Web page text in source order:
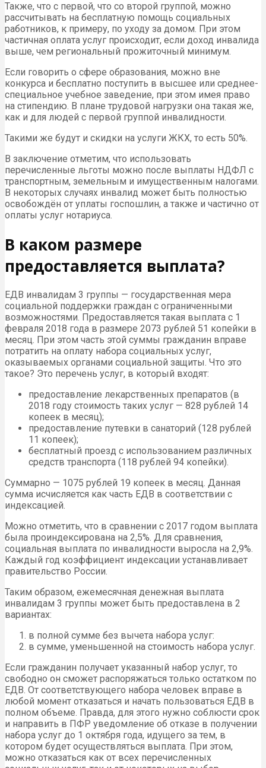
Также, что с первой, что со второй группой, можно
рассчитывать на бесплатную помощь социальных
работников, к примеру, по уходу за домом. При этом
частичная оплата услуг происходит, если доход инвалида
выше, чем региональный прожиточный минимум.
Если говорить о сфере образования, можно вне
конкурса и бесплатно поступить в высшее или среднее-
специальное учебное заведение, при этом имея право
на стипендию. В плане трудовой нагрузки она такая же,
как и для людей с первой группой инвалидности.
Такими же будут и скидки на услуги ЖКХ, то есть 50%.
В заключение отметим, что использовать
перечисленные льготы можно после выплаты НДФЛ с
транспортным, земельным и имущественным налогами.
В некоторых случаях инвалид может быть полностью
освобождён от уплаты госпошлин, а также и частично от
оплаты услуг нотариуса.
В каком размере
предоставляется выплата?
ЕДВ инвалидам 3 группы — государственная мера
социальной поддержки граждан с ограниченными
возможностями. Предоставляется такая выплата с 1
февраля 2018 года в размере 2073 рублей 51 копейки в
месяц. При этом часть этой суммы гражданин вправе
потратить на оплату набора социальных услуг,
оказываемых органами социальной защиты. Что это
такое? Это перечень услуг, в который входят:
предоставление лекарственных препаратов (в
2018 году стоимость таких услуг — 828 рублей 14
копеек в месяц);
предоставление путевки в санаторий (128 рублей
11 копеек);
бесплатный проезд с использованием различных
средств транспорта (118 рублей 94 копейки).
Суммарно — 1075 рублей 19 копеек в месяц. Данная
сумма исчисляется как часть ЕДВ в соответствии с
индексацией.
Можно отметить, что в сравнении с 2017 годом выплата
была проиндексирована на 2,5%. Для сравнения,
социальная выплата по инвалидности выросла на 2,9%.
Каждый год коэффициент индексации устанавливает
правительство России.
Таким образом, ежемесячная денежная выплата
инвалидам 3 группы может быть предоставлена в 2
вариантах:
в полной сумме без вычета набора услуг:
в сумме, уменьшенной на стоимость набора услуг.
Если гражданин получает указанный набор услуг, то
свободно он сможет распоряжаться только остатком по
ЕДВ. От соответствующего набора человек вправе в
любой момент отказаться и начать пользоваться ЕДВ в
полном объеме. Правда, для этого нужно соблюсти срок
и направить в ПФР уведомление об отказе в получении
набора услуг до 1 октября года, идущего за тем, в
котором будет осуществляться выплата. При этом,
можно отказаться как от всех перечисленных